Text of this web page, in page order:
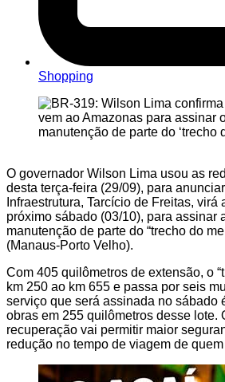
Shopping
O governador Wilson Lima usou as
desta terça-feira (29/09), para
Infraestrutura, Tarcício de Freitas, virá
próximo sábado (03/10), para assinar
manutenção de parte do “trecho do
(Manaus-Porto Velho).
Com 405 quilômetros de extensão, o
km 250 ao km 655 e passa por seis
serviço que será assinada no sábado
obras em 255 quilômetros desse lote.
recuperação vai permitir maior
redução no tempo de viagem de